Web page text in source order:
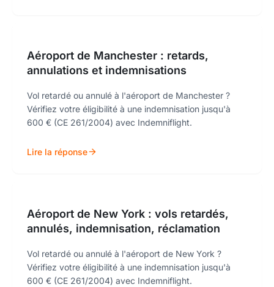
Aéroport de Manchester : retards,
annulations et indemnisations
Vol retardé ou annulé à l'aéroport de Manchester ?
Vérifiez votre éligibilité à une indemnisation jusqu'à
600 € (CE 261/2004) avec Indemniflight.
Lire la réponse
Aéroport de New York : vols retardés,
annulés, indemnisation, réclamation
Vol retardé ou annulé à l'aéroport de New York ?
Vérifiez votre éligibilité à une indemnisation jusqu'à
600 € (CE 261/2004) avec Indemniflight.